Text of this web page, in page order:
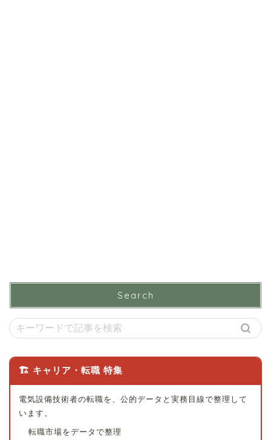
Search
🏗 キャリア・転職 特集
電気設備技術者の転職を、公的データと実務目線で整理して
います。
転職市場をデータで整理